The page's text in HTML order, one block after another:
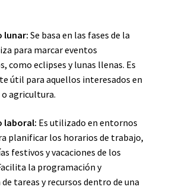
lunar: Se basa en las fases de la
para marcar eventos
como eclipses y lunas llenas. Es
útil para aquellos interesados en
agricultura.
laboral: Es utilizado en entornos
planificar los horarios de trabajo,
festivos y vacaciones de los
la programación y
tareas y recursos dentro de una